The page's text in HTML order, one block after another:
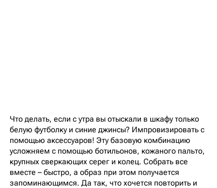
Что делать, если с утра вы отыскали в шкафу только
белую футболку и синие джинсы? Импровизировать с
помощью аксессуаров! Эту базовую комбинацию
усложняем с помощью ботильонов, кожаного пальто,
крупных сверкающих серег и колец. Собрать все
вместе – быстро, а образ при этом получается
запоминающимся. Да так, что хочется повторить и